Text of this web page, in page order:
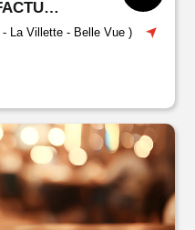
LA TABLE DE LA MANUFACTURE URBAINE
- La Villette - Belle Vue )